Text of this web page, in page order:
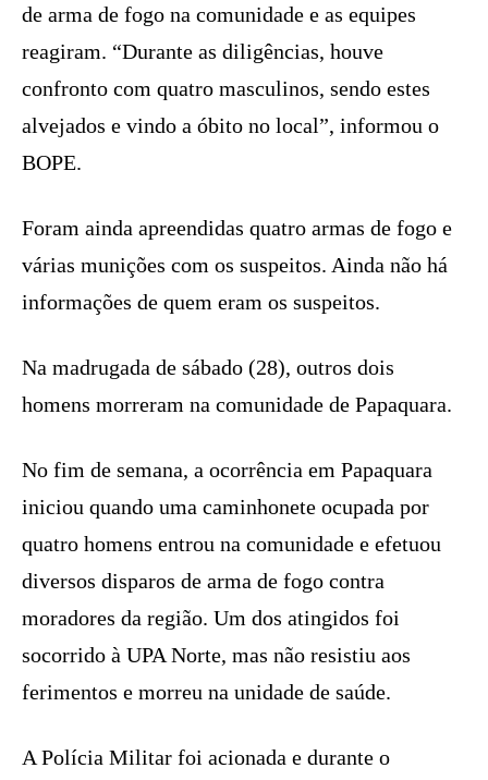
de arma de fogo na comunidade e as equipes
reagiram. “Durante as diligências, houve
confronto com quatro masculinos, sendo estes
alvejados e vindo a óbito no local”, informou o
BOPE.
Foram ainda apreendidas quatro armas de fogo e
várias munições com os suspeitos. Ainda não há
informações de quem eram os suspeitos.
Na madrugada de sábado (28), outros dois
homens morreram na comunidade de Papaquara.
No fim de semana, a ocorrência em Papaquara
iniciou quando uma caminhonete ocupada por
quatro homens entrou na comunidade e efetuou
diversos disparos de arma de fogo contra
moradores da região. Um dos atingidos foi
socorrido à UPA Norte, mas não resistiu aos
ferimentos e morreu na unidade de saúde.
A Polícia Militar foi acionada e durante o